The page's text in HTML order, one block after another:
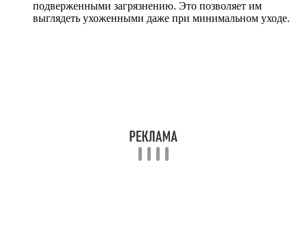
подверженными загрязнению. Это позволяет им
выглядеть ухоженными даже при минимальном уходе.